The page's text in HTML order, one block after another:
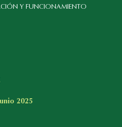
Y FUNCIONAMIENTO
2025